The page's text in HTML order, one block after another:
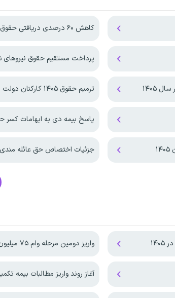
کاهش ۶۰ درصدی دریافتی حقوق بازنشستگان دولت
پرداخت مستقیم حقوق نیروهای
۱۴۰۵ ترمیم حقوق ۱۴۰۵ کارکنان دولت با اجرای فوق العاده خاص!
پاسخ بیمه دی به ابهامات کسر
جزئیات اختصاص حق عائله مندی
واریز دومین مرحله وام ۷۵ میلیون تومانی بازنشستگان
آغاز روند واریز مطالبات بیمه